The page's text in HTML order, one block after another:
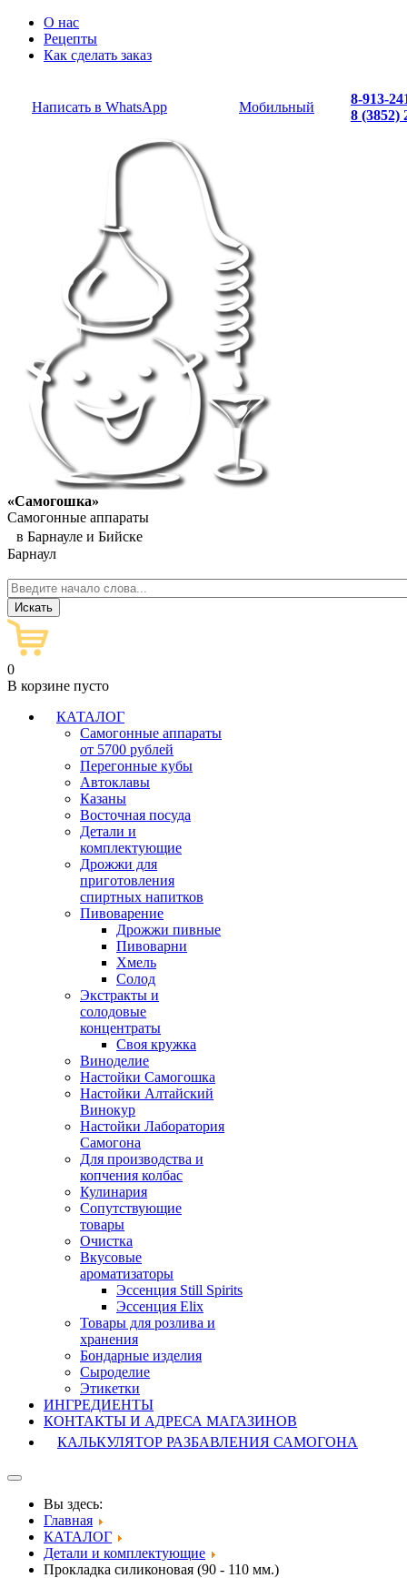
О нас
Рецепты
Как сделать заказ
Написать в WhatsApp Мобильный
8-913-
8 (3852)
«Самогошка»
Самогонные аппараты
в Барнауле и Бийске
Барнаул
0
В корзине пусто
КАТАЛОГ
Самогонные аппараты
от 5700 рублей
Перегонные кубы
Автоклавы
Казаны
Восточная посуда
Детали и
комплектующие
Дрожжи для
приготовления
спиртных напитков
Пивоварение
Дрожжи пивные
Пивоварни
Хмель
Солод
Экстракты и
солодовые
концентраты
Своя кружка
Виноделие
Настойки Самогошка
Настойки Алтайский
Винокур
Настойки Лаборатория
Самогона
Для производства и
копчения колбас
Кулинария
Сопутствующие
товары
Очистка
Вкусовые
ароматизаторы
Эссенция Still Spirits
Эссенция Elix
Товары для розлива и
хранения
Бондарные изделия
Cыроделие
Этикетки
ИНГРЕДИЕНТЫ
КОНТАКТЫ И АДРЕСА МАГАЗИНОВ
КАЛЬКУЛЯТОР РАЗБАВЛЕНИЯ САМОГОНА
Вы здесь:
Главная
КАТАЛОГ
Детали и комплектующие
Прокладка силиконовая (90 - 110 мм.)